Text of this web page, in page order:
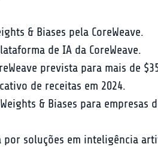
& Biases pela CoreWeave.
de IA da CoreWeave.
prevista para mais de
de receitas em 2024.
& Biases para empresas
por soluções em inteligência